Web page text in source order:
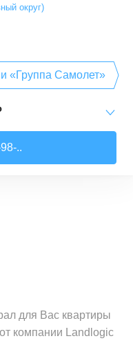
округ)
«Группа Самолет»
22 предложения
..
для Вас квартиры
компании Landlogic